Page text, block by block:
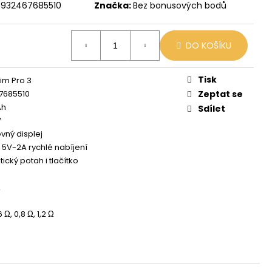
Značka:Bez bonusových bodů
DO KOŠÍKU
Pro 3
displej
5V-2A rychlé nabíjení
potah i tlačítko
Ω, 0,8 Ω, 1,2 Ω
Tisk
Zeptat se
Sdílet